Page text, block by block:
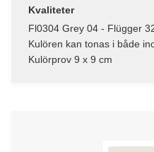
Kvaliteter
Fl0304 Grey 04 - Flügger
Kulören kan tonas i både
Kulörprov 9 x 9 cm